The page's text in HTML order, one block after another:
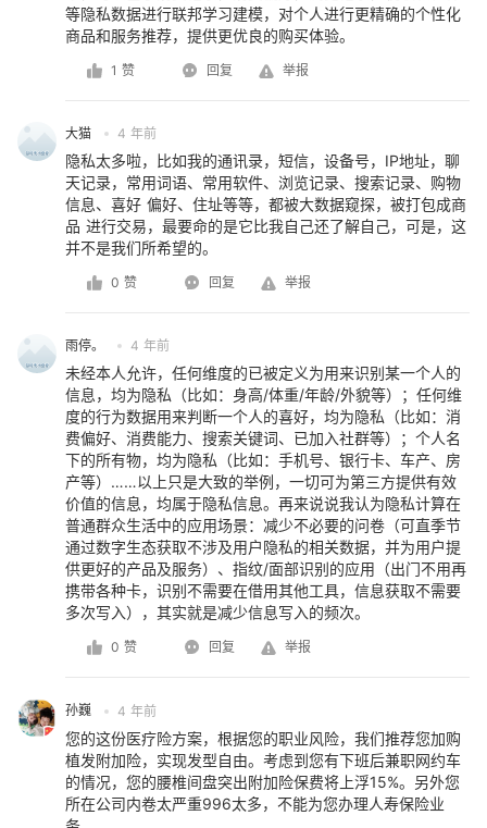
等隐私数据进行联邦学习建模，对个人进行更精确的个性化
商品和服务推荐，提供更优良的购买体验。
1 赞 回复 举报
大猫 4 年前
隐私太多啦，比如我的通讯录，短信，设备号，IP地址，聊
天记录，常用词语、常用软件、浏览记录、搜索记录、购物
信息、喜好 偏好、住址等等，都被大数据窥探，被打包成商
品 进行交易，最要命的是它比我自己还了解自己，可是，这
并不是我们所希望的。
0 赞 回复 举报
雨停。 4 年前
未经本人允许，任何维度的已被定义为用来识别某一个人的
信息，均为隐私（比如：身高/体重/年龄/外貌等）；任何维
度的行为数据用来判断一个人的喜好，均为隐私（比如：消
费偏好、消费能力、搜索关键词、已加入社群等）；个人名
下的所有物，均为隐私（比如：手机号、银行卡、车产、房
产等）……以上只是大致的举例，一切可为第三方提供有效
价值的信息，均属于隐私信息。再来说说我认为隐私计算在
普通群众生活中的应用场景：减少不必要的问卷（可直季节
通过数字生态获取不涉及用户隐私的相关数据，并为用户提
供更好的产品及服务）、指纹/面部识别的应用（出门不用再
携带各种卡，识别不需要在借用其他工具，信息获取不需要
多次写入），其实就是减少信息写入的频次。
0 赞 回复 举报
孙巍 4 年前
您的这份医疗险方案，根据您的职业风险，我们推荐您加购
植发附加险，实现发型自由。考虑到您有下班后兼职网约车
的情况，您的腰椎间盘突出附加险保费将上浮15%。另外您
所在公司内卷太严重996太多，不能为您办理人寿保险业